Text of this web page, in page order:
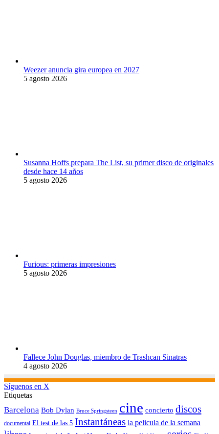
Weezer anuncia gira europea en 2027
5 agosto 2026
Susanna Hoffs prepara The List, su primer disco de originales
desde hace 14 años
5 agosto 2026
Furious: primeras impresiones
5 agosto 2026
Fallece John Douglas, miembro de Trashcan Sinatras
4 agosto 2026
Síguenos en X
Etiquetas
Barcelona Bob Dylan Bruce Springsteen cine concierto discos
documental El test de las 5 Instantáneas la pelicula de la semana